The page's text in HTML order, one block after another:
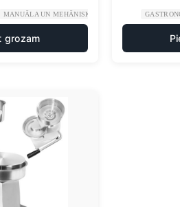
MANUĀLA UN MEHĀNISKA APSTRĀDE PRĀGAS
grozam